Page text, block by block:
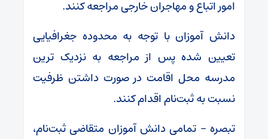
امور اتباع و مهاجران خارجی مراجعه کنند.
دانش آموزان با توجه به محدوده جغرافیایی
تعیین شده پس از مراجعه به نزدیک ترین
مدرسه محل اقامت در صورت داشتن ظرفیت
نسبت به ثبت‌نام اقدام کنند.
تبصره – تمامی دانش آموزان متقاضی ثبت‌نام،